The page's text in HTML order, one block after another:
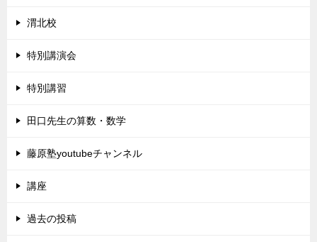
渭北校
特別講演会
特別講習
田口先生の算数・数学
藤原塾youtubeチャンネル
講座
過去の投稿